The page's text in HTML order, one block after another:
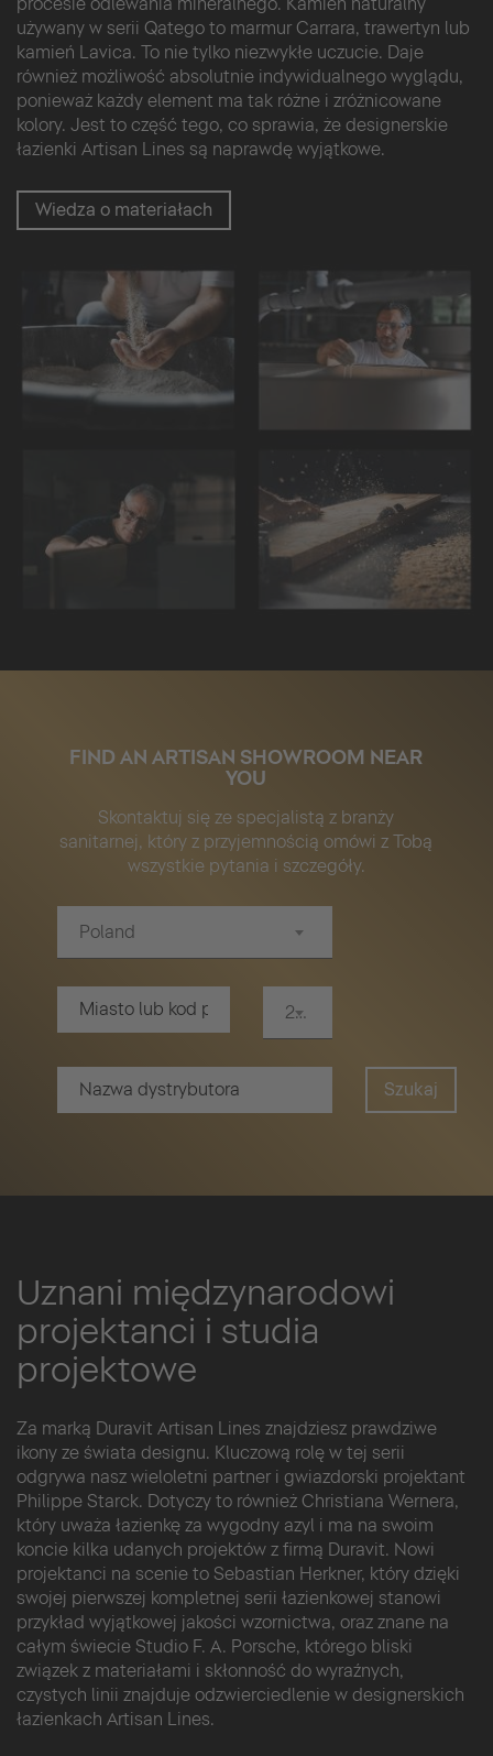
używany w serii Qatego to marmur Carrara, trawertyn lub
kamień Lavica. To nie tylko niezwykłe uczucie. Daje
również możliwość absolutnie indywidualnego wyglądu,
ponieważ każdy element ma tak różne i zróżnicowane
kolory. Jest to część tego, co sprawia, że designerskie
łazienki Artisan Lines są naprawdę wyjątkowe.
Wiedza o materiałach
FIND AN ARTISAN SHOWROOM NEAR
YOU
Skontaktuj się ze specjalistą z branży
sanitarnej, który z przyjemnością omówi z Tobą
wszystkie pytania i szczegóły.
Poland
20 km
Szukaj
Uznani międzynarodowi
projektanci i studia
projektowe
Za marką Duravit Artisan Lines znajdziesz prawdziwe
ikony ze świata designu. Kluczową rolę w tej serii
odgrywa nasz wieloletni partner i gwiazdorski projektant
Philippe Starck. Dotyczy to również Christiana Wernera,
który uważa łazienkę za wygodny azyl i ma na swoim
koncie kilka udanych projektów z firmą Duravit. Nowi
projektanci na scenie to Sebastian Herkner, który dzięki
swojej pierwszej kompletnej serii łazienkowej stanowi
przykład wyjątkowej jakości wzornictwa, oraz znane na
całym świecie Studio F. A. Porsche, którego bliski
związek z materiałami i skłonność do wyraźnych,
czystych linii znajduje odzwierciedlenie w designerskich
łazienkach Artisan Lines.